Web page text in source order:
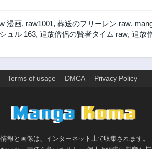
漫画, raw1001, 葬送のフリーレン raw,
ュル 163, 追放僧侶の賢者タイム raw, 追放
Terms of usage DMCA Privacy Policy
報と画像は、インターネット上で収集されます。